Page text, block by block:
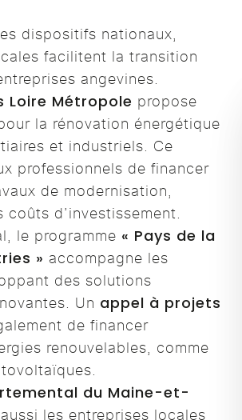
dispositifs nationaux,
facilitent la transition
angevines.
Loire Métropole propose
la rénovation énergétique
et industriels. Ce
professionnels de financer
de modernisation,
coûts d’investissement.
le programme « Pays de la
» accompagne les
des solutions
Un appel à projets
de financer
renouvelables, comme
du Maine-et-
les entreprises locales